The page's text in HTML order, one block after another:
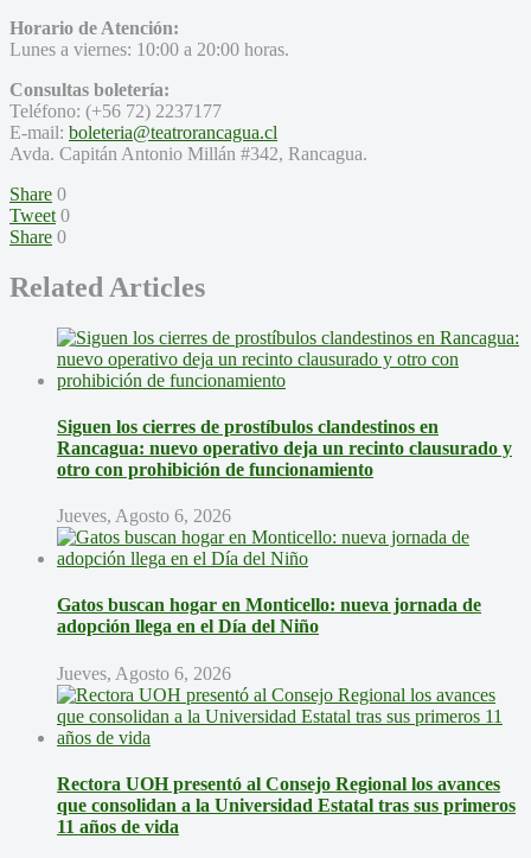
Horario de Atención:
Lunes a viernes: 10:00 a 20:00 horas.
Consultas boletería:
Teléfono: (+56 72) 2237177
E-mail: boleteria@teatrorancagua.cl
Avda. Capitán Antonio Millán #342, Rancagua.
Share 0
Tweet 0
Share 0
Related Articles
Siguen los cierres de prostíbulos clandestinos en
Rancagua: nuevo operativo deja un recinto clausurado y
otro con prohibición de funcionamiento
Jueves, Agosto 6, 2026
Gatos buscan hogar en Monticello: nueva jornada de
adopción llega en el Día del Niño
Jueves, Agosto 6, 2026
Rectora UOH presentó al Consejo Regional los avances
que consolidan a la Universidad Estatal tras sus primeros
11 años de vida